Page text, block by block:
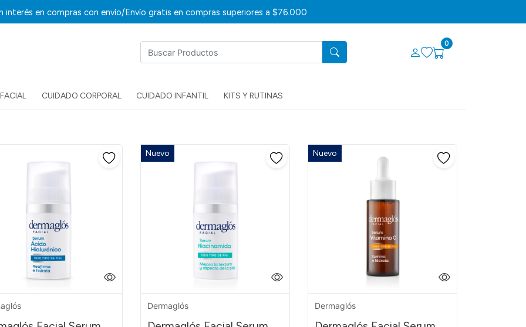
interés en compras con envío/Envío gratis en compras superiores a $76.000
0
CUIDADO CORPORAL CUIDADO INFANTIL KITS Y RUTINAS
Nuevo
Dermaglós
Nuevo
Dermaglós